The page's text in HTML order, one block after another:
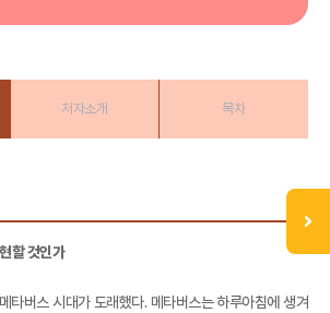
저자소개 목차
할 것인가
타버스 시대가 도래했다. 메타버스는 하루아침에 생겨